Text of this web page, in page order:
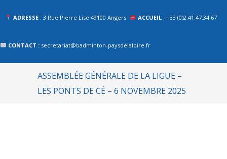
ADRESSE : 3 Rue Pierre Lise 49100 Angers ACCUEIL : +33 (0)2.41.47.34.67
CONTACT : secretariat@badminton-paysdelaloire.fr
ASSEMBLÉE GÉNÉRALE DE LA LIGUE –
LES PONTS DE CÉ – 6 NOVEMBRE 2025